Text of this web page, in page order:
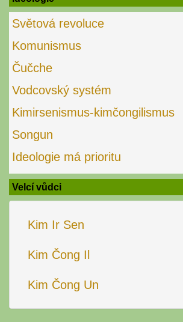
Světová revoluce
Komunismus
Čučche
Vodcovský systém
Kimirsenismus-kimčongilismus
Songun
Ideologie má prioritu
Velcí vůdci
Kim Ir Sen
Kim Čong Il
Kim Čong Un